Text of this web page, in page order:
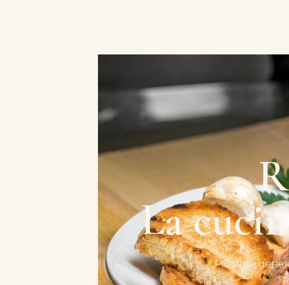
La
Cinque